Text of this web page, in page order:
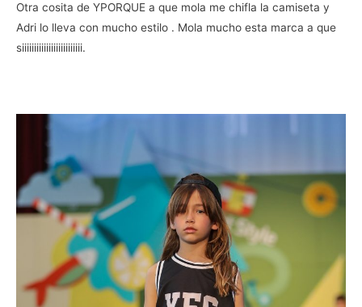
Otra cosita de YPORQUE a que mola me chifla la camiseta y
Adri lo lleva con mucho estilo . Mola mucho esta marca a que
siiiiiiiiiiiiiiiiiiiiiiiii.